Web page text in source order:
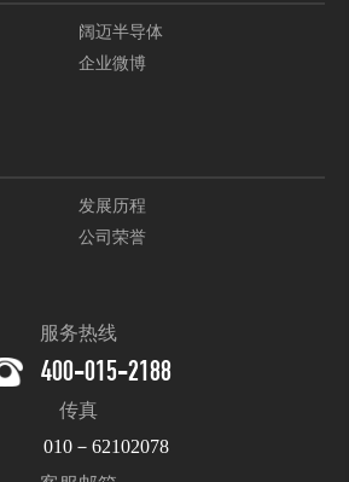
阔迈半导体
企业微博
发展历程
公司荣誉
服务热线
400-015-2188
传真
010－62102078